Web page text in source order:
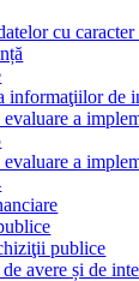
cu caracter
informaţiilor de
evaluare a
evaluare a
publice
avere și de